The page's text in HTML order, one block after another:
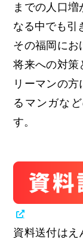
までの人口
なる中でも引
その福岡にお
将来への対策
リーマンの
るマンガな
す。
資料送付はえ